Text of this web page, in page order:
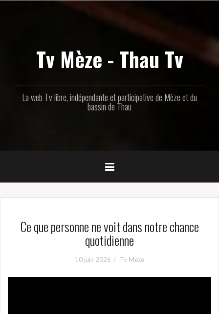
Tv Mèze - Thau Tv
La web Tv libre, indépendante et participative de Mèze et du
bassin de Thau
Ce que personne ne voit dans notre chance
quotidienne
10 juin 2026 Tv Mèze